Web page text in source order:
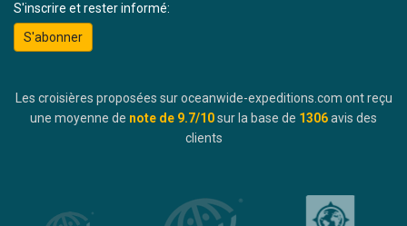
S'inscrire et rester informé:
S'abonner
Les croisières proposées sur oceanwide-expeditions.com ont reçu
une moyenne de note de 9.7/10sur la base de 1306avis des
clients